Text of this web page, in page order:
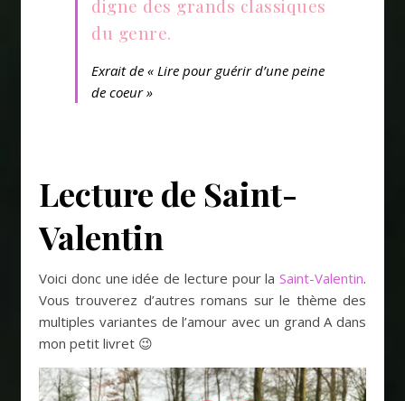
digne des grands classiques
du genre.
Exrait de « Lire pour guérir d’une peine
de coeur »
Lecture de Saint-
Valentin
Voici donc une idée de lecture pour la Saint-Valentin.
Vous trouverez d’autres romans sur le thème des
multiples variantes de l’amour avec un grand A dans
mon petit livret 😉